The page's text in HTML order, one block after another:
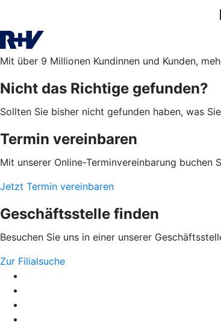
Mit über 9 Millionen Kundinnen und Kunden,
Nicht das Richtige gefunden?
Sollten Sie bisher nicht gefunden haben, was
Termin vereinbaren
Mit unserer Online-Terminvereinbarung buchen
Jetzt Termin vereinbaren
Geschäftsstelle finden
Besuchen Sie uns in einer unserer
Zur Filialsuche